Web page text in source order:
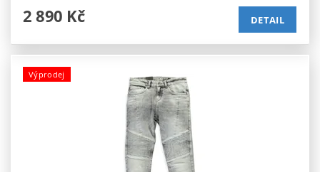
2 890 Kč DETAIL
Výprodej